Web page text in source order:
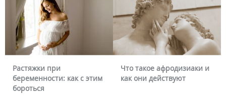
Растяжки при
беременности: как с этим
бороться
Что такое афродизиаки и
как они действуют